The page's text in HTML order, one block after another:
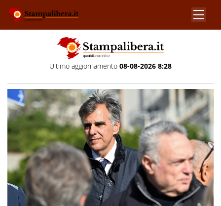
Ultimo aggiornamento 08-08-2026 8:28